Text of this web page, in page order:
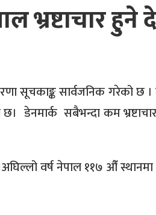
भ्रष्टाचार
सूचकाङ्क सार्वजनिक गरेको छ ।
डेनमार्क सबैभन्दा कम
वर्ष नेपाल ११७ औँ